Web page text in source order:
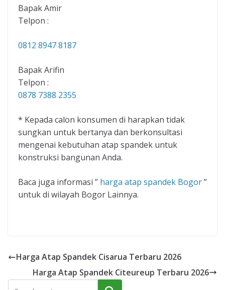
Bapak Amir
Telpon :
0812 8947 8187
Bapak Arifin
Telpon :
0878 7388 2355
* Kepada calon konsumen di harapkan tidak
sungkan untuk bertanya dan berkonsultasi
mengenai kebutuhan atap spandek untuk
konstruksi bangunan Anda.
Baca juga informasi ” harga atap spandek Bogor”
untuk di wilayah Bogor Lainnya.
Harga Atap Spandek Cisarua Terbaru 2026
Harga Atap Spandek Citeureup Terbaru 2026